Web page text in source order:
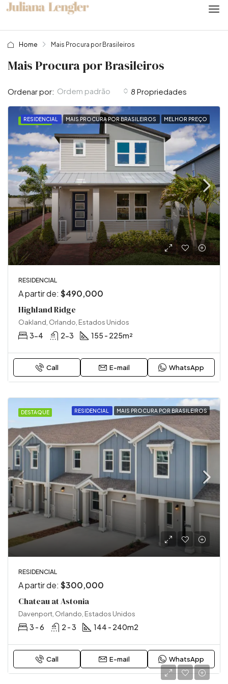
Home Mais Procura por Brasileiros
Mais Procura por Brasileiros
8 Propriedades
Ordenar por: Ordem padrão
DESTAQUE
RESIDENCIAL MAIS PROCURA POR BRASILEIROS MELHOR PREÇO
RESIDENCIAL
A partir de: $490,000
Highland Ridge
Oakland, Orlando, Estados Unidos
3-4 2-3 155 - 225m²
Call E-mail WhatsApp
DESTAQUE RESIDENCIAL MAIS PROCURA POR BRASILEIROS
RESIDENCIAL
A partir de: $300,000
Chateau at Astonia
Davenport, Orlando, Estados Unidos
3 - 6 2 - 3 144 - 240m2
Call E-mail WhatsApp